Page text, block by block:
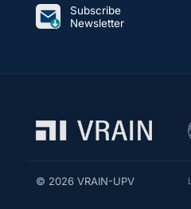
Subscribe
Newsletter
© 2026 VRAIN-UPV